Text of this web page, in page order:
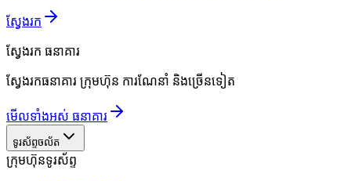
ស្វែងរក
ស្វែងរក ធនាគារ
ស្វែងរកធនាគារ ក្រុមហ៊ុន ការណែនាំ និងច្រើនទៀត
មើលទាំងអស់ ធនាគារ
ទូរស័ព្ទចល័ត
ក្រុមហ៊ុនទូរស័ព្ទ